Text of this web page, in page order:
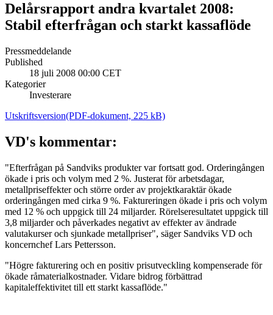
Delårsrapport andra kvartalet 2008:
Stabil efterfrågan och starkt kassaflöde
Pressmeddelande
Published
18 juli 2008 00:00 CET
Kategorier
Investerare
Utskriftsversion(PDF-dokument, 225 kB)
VD's kommentar:
"Efterfrågan på Sandviks produkter var fortsatt god. Orderingången
ökade i pris och volym med 2 %. Justerat för arbetsdagar,
metallpriseffekter och större order av projektkaraktär ökade
orderingången med cirka 9 %. Faktureringen ökade i pris och volym
med 12 % och uppgick till 24 miljarder. Rörelseresultatet uppgick till
3,8 miljarder och påverkades negativt av effekter av ändrade
valutakurser och sjunkade metallpriser", säger Sandviks VD och
koncernchef Lars Pettersson.
"Högre fakturering och en positiv prisutveckling kompenserade för
ökade råmaterialkostnader. Vidare bidrog förbättrad
kapitaleffektivitet till ett starkt kassaflöde."